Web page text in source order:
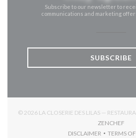
Subscribe to our newsletter to
communications and marketing
SUBSCRIBE
© 2026 LA CLOSERIE DES LILAS —
ZENCHEF
DISCLAIMER
TERMS